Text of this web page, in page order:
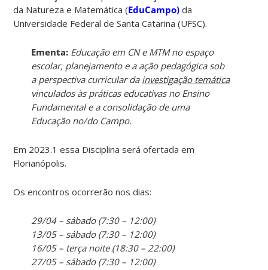
da Natureza e Matemática (EduCampo) da
Universidade Federal de Santa Catarina (UFSC).
Ementa: Educação em CN e MTM no espaço
escolar, planejamento e a ação pedagógica sob
a perspectiva curricular da investigação temática
vinculados às práticas educativas no Ensino
Fundamental e a consolidação de uma
Educação no/do Campo.
Em 2023.1 essa Disciplina será ofertada em
Florianópolis.
Os encontros ocorrerão nos dias:
29/04 – sábado (7:30 – 12:00)
13/05 – sábado (7:30 – 12:00)
16/05 – terça noite (18:30 – 22:00)
27/05 – sábado (7:30 – 12:00)